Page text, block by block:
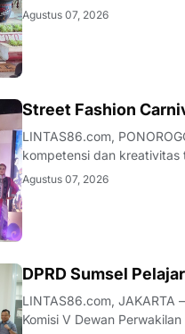
Tahun 2026. Upacara
Agustus 07, 2026
Street Fashion
LINTAS86.com,
kompetensi dan kreativitas
Langkah ini diwujudkan
Agustus 07, 2026
DPRD Sumsel
LINTAS86.com, JAKARTA
Komisi V Dewan